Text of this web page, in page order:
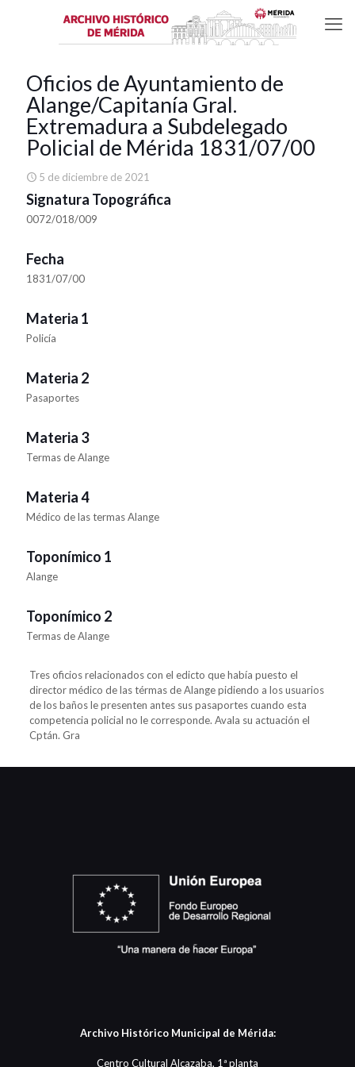
Oficios de Ayuntamiento de
Alange/Capitanía Gral.
Extremadura a Subdelegado
Policial de Mérida 1831/07/00
5 de diciembre de 2021
Signatura Topográfica
0072/018/009
Fecha
1831/07/00
Materia 1
Policía
Materia 2
Pasaportes
Materia 3
Termas de Alange
Materia 4
Médico de las termas Alange
Toponímico 1
Alange
Toponímico 2
Termas de Alange
Tres oficios relacionados con el edicto que había puesto el
director médico de las térmas de Alange pidiendo a los usuarios
de los baños le presenten antes sus pasaportes cuando esta
competencia policial no le corresponde. Avala su actuación el
Cptán. Gra
Archivo Histórico Municipal de Mérida:
Centro Cultural Alcazaba, 1ª planta